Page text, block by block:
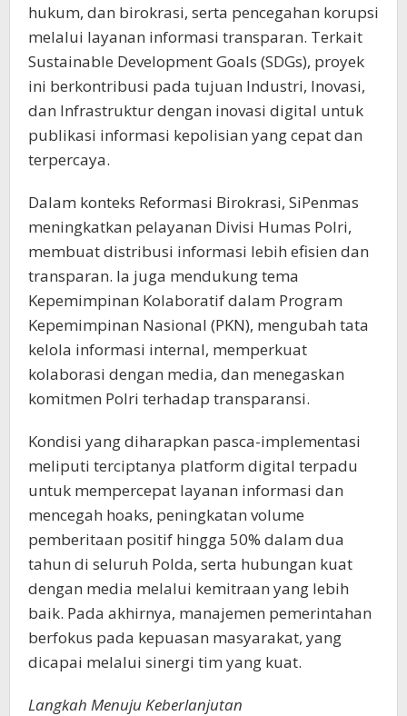
hukum, dan birokrasi, serta pencegahan korupsi
melalui layanan informasi transparan. Terkait
Sustainable Development Goals (SDGs), proyek
ini berkontribusi pada tujuan Industri, Inovasi,
dan Infrastruktur dengan inovasi digital untuk
publikasi informasi kepolisian yang cepat dan
terpercaya.
Dalam konteks Reformasi Birokrasi, SiPenmas
meningkatkan pelayanan Divisi Humas Polri,
membuat distribusi informasi lebih efisien dan
transparan. Ia juga mendukung tema
Kepemimpinan Kolaboratif dalam Program
Kepemimpinan Nasional (PKN), mengubah tata
kelola informasi internal, memperkuat
kolaborasi dengan media, dan menegaskan
komitmen Polri terhadap transparansi.
Kondisi yang diharapkan pasca-implementasi
meliputi terciptanya platform digital terpadu
untuk mempercepat layanan informasi dan
mencegah hoaks, peningkatan volume
pemberitaan positif hingga 50% dalam dua
tahun di seluruh Polda, serta hubungan kuat
dengan media melalui kemitraan yang lebih
baik. Pada akhirnya, manajemen pemerintahan
berfokus pada kepuasan masyarakat, yang
dicapai melalui sinergi tim yang kuat.
Langkah Menuju Keberlanjutan